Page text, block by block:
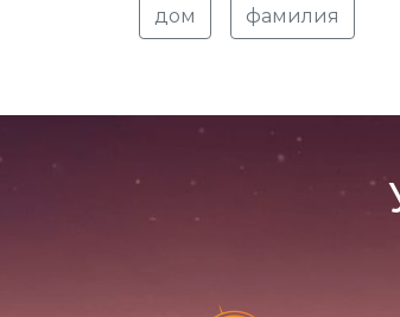
дом фамилия